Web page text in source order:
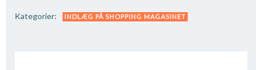
Kategorier: INDLÆG PÅ SHOPPING MAGASINET